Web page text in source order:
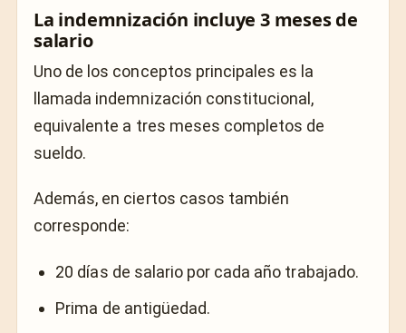
La indemnización incluye 3 meses de
salario
Uno de los conceptos principales es la
llamada indemnización constitucional,
equivalente a tres meses completos de
sueldo.
Además, en ciertos casos también
corresponde:
20 días de salario por cada año trabajado.
Prima de antigüedad.